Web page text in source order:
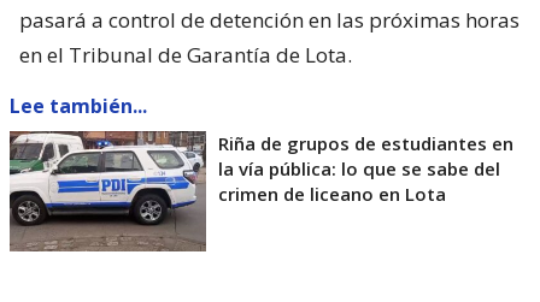
pasará a control de detención en las próximas horas
en el Tribunal de Garantía de Lota.
Lee también...
Riña de grupos de estudiantes en
la vía pública: lo que se sabe del
crimen de liceano en Lota